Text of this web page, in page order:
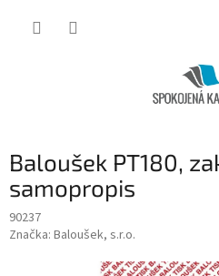
Baloušek PT180,
samopropis
90237
Značka: Baloušek, s.r.o.